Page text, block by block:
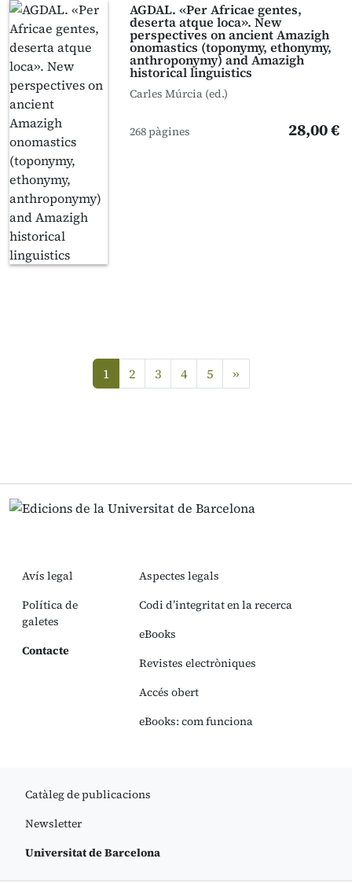
AGDAL. «Per Africae gentes,
deserta atque loca». New
perspectives on ancient Amazigh
onomastics (toponymy, ethonymy,
anthroponymy) and Amazigh
historical linguistics
Carles Múrcia (ed.)
268 pàgines 28,00 €
1
2 3 4 5 »següent
Avís legal
Política de
galetes
Contacte
Aspectes legals
Codi d’integritat en la recerca
eBooks
Revistes electròniques
Accés obert
eBooks: com funciona
Catàleg de publicacions
Newsletter
Universitat de Barcelona